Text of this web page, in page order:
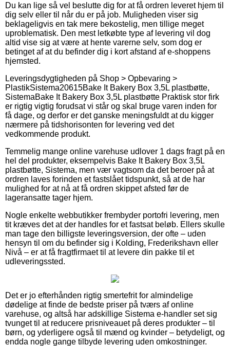
Du kan lige så vel beslutte dig for at få ordren leveret hjem til
dig selv eller til når du er på job. Muligheden viser sig
beklageligvis en tak mere bekostelig, men tillige meget
uproblematisk. Den mest letkøbte type af levering vil dog
altid vise sig at være at hente varerne selv, som dog er
betinget af at du befinder dig i kort afstand af e-shoppens
hjemsted.
Leveringsdygtigheden på Shop > Opbevaring >
PlastikSistema20615Bake It Bakery Box 3,5L plastbøtte,
SistemaBake It Bakery Box 3,5L plastbøtte Praktisk stor firk
er rigtig vigtig forudsat vi står og skal bruge varen inden for
få dage, og derfor er det ganske meningsfuldt at du kigger
nærmere på tidshorisonten for levering ved det
vedkommende produkt.
Temmelig mange online varehuse udlover 1 dags fragt på en
hel del produkter, eksempelvis Bake It Bakery Box 3,5L
plastbøtte, Sistema, men vær vagtsom da det beroer på at
ordren laves forinden et fastslået tidspunkt, så at de har
mulighed for at nå at få ordren skippet afsted før de
lageransatte tager hjem.
Nogle enkelte webbutikker frembyder portofri levering, men
tit kræves det at der handles for et fastsat beløb. Ellers skulle
man tage den billigste leveringsversion, der ofte – uden
hensyn til om du befinder sig i Kolding, Frederikshavn eller
Nivå – er at få fragtfirmaet til at levere din pakke til et
udleveringssted.
Det er jo efterhånden rigtig smertefrit for almindelige
dødelige at finde de bedste priser på tværs af online
varehuse, og altså har adskillige Sistema e-handler set sig
tvunget til at reducere prisniveauet på deres produkter – til
børn, og yderligere også til mænd og kvinder – betydeligt, og
endda nogle gange tilbyde levering uden omkostninger.